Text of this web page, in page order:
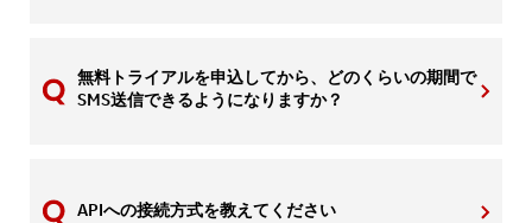
無料トライアルを申込してから、どのくらいの期間で
SMS送信できるようになりますか？
APIへの接続方式を教えてください